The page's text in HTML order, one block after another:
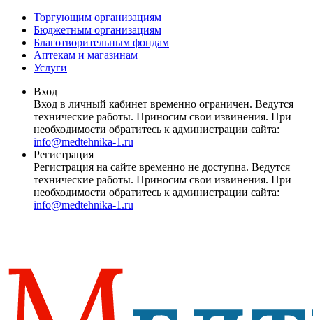
Торгующим организациям
Бюджетным организациям
Благотворительным фондам
Аптекам и магазинам
Услуги
Вход
Вход в личный кабинет временно ограничен. Ведутся
технические работы. Приносим свои извинения. При
необходимости обратитесь к администрации сайта:
info@medtehnika-1.ru
Регистрация
Регистрация на сайте временно не доступна. Ведутся
технические работы. Приносим свои извинения. При
необходимости обратитесь к администрации сайта:
info@medtehnika-1.ru